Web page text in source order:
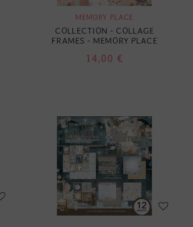
MEMORY PLACE
COLLECTION - COLLAGE
FRAMES - MEMORY PLACE
14,00 €